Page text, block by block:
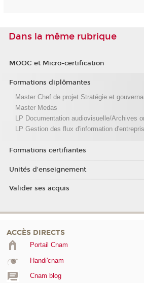
Dans la même rubrique
MOOC et Micro-certification
Formations diplômantes
Master Chef de projet Stratégie et
Master Medas
LP Documentation audiovisuelle/Archives
LP Gestion des flux d'information
Formations certifiantes
Unités d'enseignement
Valider ses acquis
ACCÈS DIRECTS
Portail Cnam
Handi'cnam
Cnam blog